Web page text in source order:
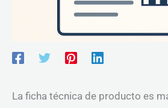
La ficha técnica de producto es